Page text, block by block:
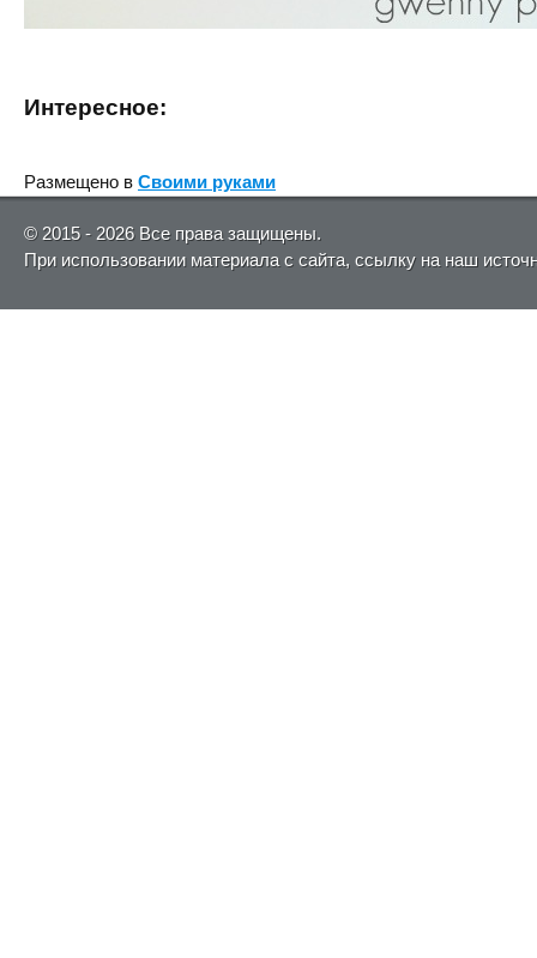
Интересное:
Размещено в Своими руками
© 2015 - 2026 Все права защищены.
При использовании материала с сайта, ссылку на наш